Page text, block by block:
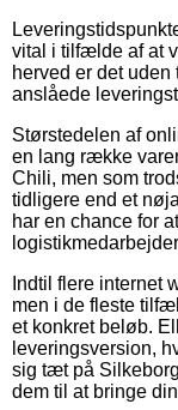
vital i tilfælde af at
herved er det
anslåede
Størstedelen af
en lang række
Chili, men som
tidligere end et
har en chance for
Indtil flere internet
men i de fleste
et konkret beløb.
leveringsversion,
sig tæt på
dem til at bringe